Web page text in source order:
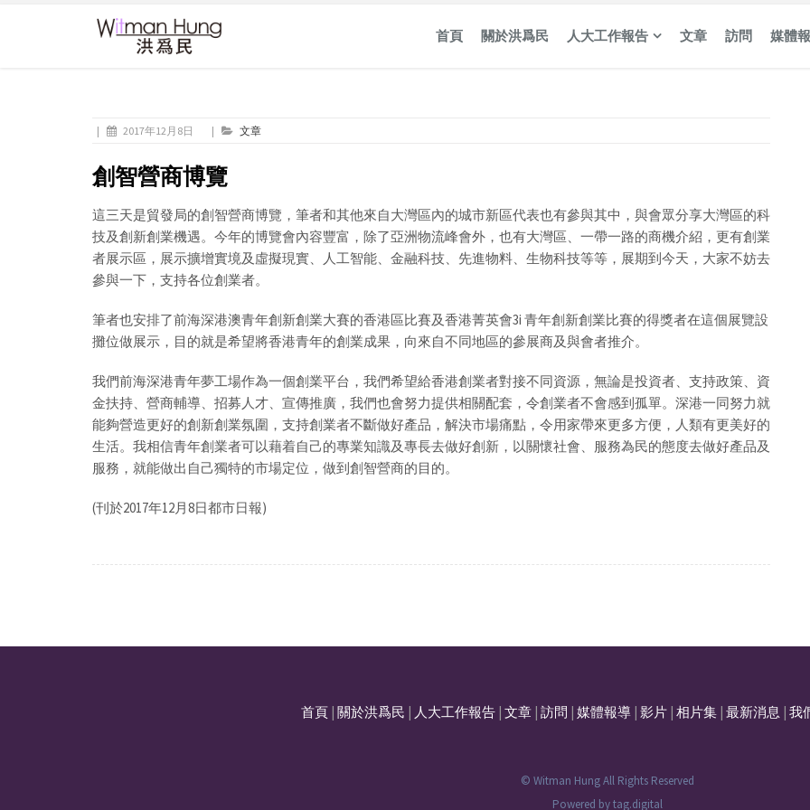
首頁 關於洪爲民 人大工作報告 文章 訪問 媒體
| 2017年12月8日 | 文章
創智營商博覽
這三天是貿發局的創智營商博覽，筆者和其他來自大灣區內的城市新區代表也有參與其中，與會眾分享大灣區的科
技及創新創業機遇。今年的博覽會內容豐富，除了亞洲物流峰會外，也有大灣區、一帶一路的商機介紹，更有創業
者展示區，展示擴增實境及虛擬現實、人工智能、金融科技、先進物料、生物科技等等，展期到今天，大家不妨去
參與一下，支持各位創業者。
筆者也安排了前海深港澳青年創新創業大賽的香港區比賽及香港菁英會3i 青年創新創業比賽的得獎者在這個展覽設
攤位做展示，目的就是希望將香港青年的創業成果，向來自不同地區的參展商及與會者推介。
我們前海深港青年夢工場作為一個創業平台，我們希望給香港創業者對接不同資源，無論是投資者、支持政策、資
金扶持、營商輔導、招募人才、宣傳推廣，我們也會努力提供相關配套，令創業者不會感到孤單。深港一同努力就
能夠營造更好的創新創業氛圍，支持創業者不斷做好產品，解決市場痛點，令用家帶來更多方便，人類有更美好的
生活。我相信青年創業者可以藉着自己的專業知識及專長去做好創新，以關懷社會、服務為民的態度去做好產品及
服務，就能做出自己獨特的市場定位，做到創智營商的目的。
(刊於2017年12月8日都市日報)
首頁 關於洪爲民 人大工作報告 文章 訪問 媒體報導 影片 相片集 最新消息 我
© Witman Hung All Rights Reserved
Powered bytag.digital